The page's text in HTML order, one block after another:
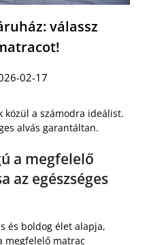
válassz
02-17
közül a számodra ideálist.
alvás garantáltan.
a megfelelő
az egészséges
és boldog élet alapja,
megfelelő matrac